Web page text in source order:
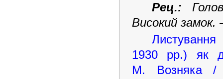
Рец.:
Високий замок.
1930 рр.) як
М. Возняка /